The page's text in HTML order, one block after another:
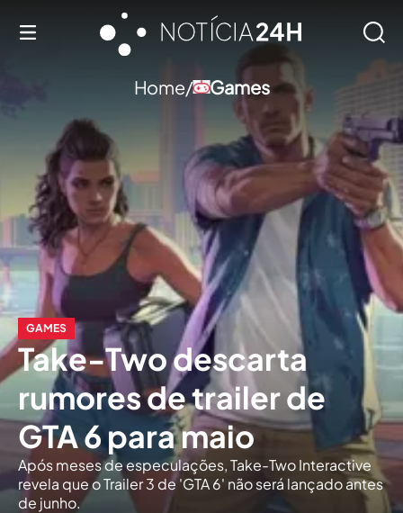
Home/ Games
GAMES
Take-Two descarta
rumores de trailer de
GTA 6 para maio
Após meses de especulações, Take-Two Interactive
revela que o Trailer 3 de 'GTA 6' não será lançado antes
de junho.